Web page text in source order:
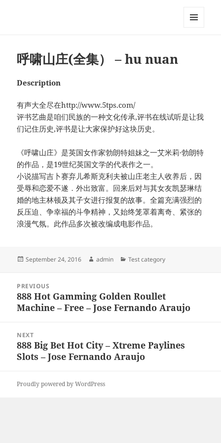
呼啸山庄(全集） – hu nuan
Description
有声大全尽在http://www.5tps.com/
评书艺曲是咱们民族的一种文化传承,评书在线试听是让我
们记住历史,评书是让大家保护好这块历史。
《呼啸山庄》是英国女作家勃朗特姐妹之一艾米莉·勃朗特
的作品，是19世纪英国文学的代表作之一。
小说描写吉卜赛弃儿希斯克利夫被山庄老主人收养后，因
受辱和恋爱不遂．外出致富。回来后对与其女友凯瑟琳结
婚的地主林顿及其子女进行报复的故事。全篇充满强烈的
反压迫、争幸福的斗争精神，又始终笼罩着离奇、紧张的
浪漫气氛。此作品多次被改编成电影作品。
Posted
September 24, 2016 Author
admin Categories
Test category
navigation
PREVIOUS
Previous
post:
888 Hot Gamming Golden Roullet
Machine – Free – Jose Fernando Araujo
NEXT
Next
post:
888 Big Bet Hot City – Xtreme Paylines
Slots – Jose Fernando Araujo
Proudly powered by WordPress